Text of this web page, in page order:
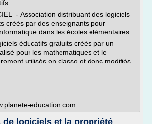
- Association distribuant des logiciels
créés par des enseignants pour
dans les écoles élémentaires.
éducatifs gratuits créés par un
pour les mathématiques et le
utilisés en classe et donc modifiés
education.com
de logiciels et la propriété